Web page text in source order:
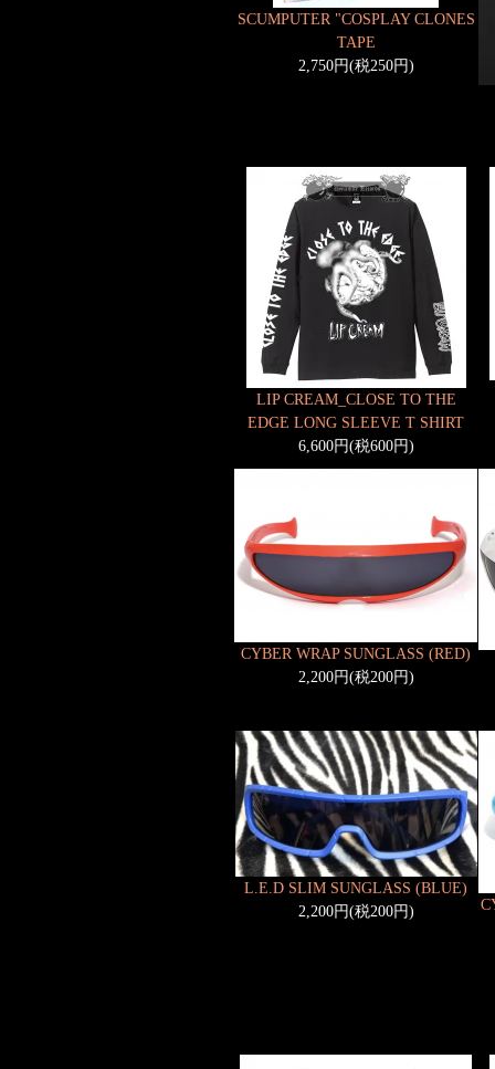
SCUMPUTER "COSPLAY CLONES
TAPE
2,750円(税250円)
LIP CREAM_CLOSE TO THE
EDGE LONG SLEEVE T SHIRT
6,600円(税600円)
CYBER WRAP SUNGLASS (RED)
2,200円(税200円)
L.E.D SLIM SUNGLASS (BLUE)
2,200円(税200円)